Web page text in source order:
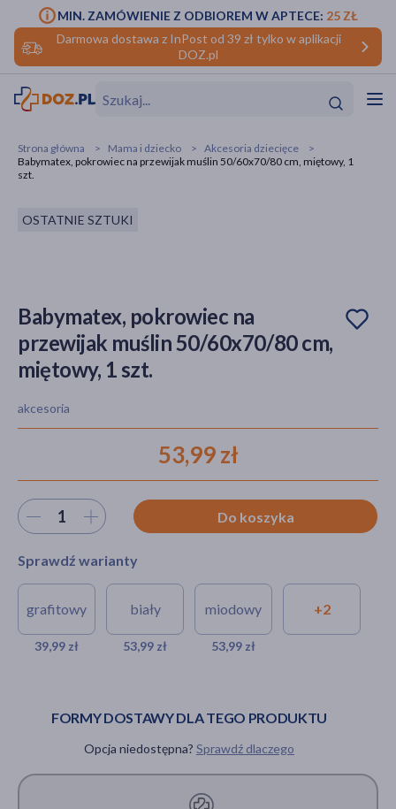
Darmowa dostawa z InPost od 39 zł tylko w aplikacji
DOZ.pl
MIN. ZAMÓWIENIE Z ODBIOREM W APTECE: 25 ZŁ
Hit
makijażu
Strona główna Mama i dziecko
Akcesoria dziecięce
Babymatex, pokrowiec na przewijak muślin 50/60x70/80 cm, miętowy, 1
szt.
OSTATNIE SZTUKI
Babymatex, pokrowiec na
przewijak muślin 50/60x70/80 cm,
miętowy, 1 szt.
akcesoria
53,99 zł
Wybierz ilość Do koszyka
Sprawdź warianty
grafitowy
39,99 zł
Babymatex, pokrowiec na
przewijak muślin 50/60x70/80
biały
53,99 zł
Babymatex,
pokrowiec na
miodowy
53,99 zł
Babymatex,
cm, miodowy,
+2
FORMY DOSTAWY DLA TEGO PRODUKTU
Opcja niedostępna? Sprawdź dlaczego